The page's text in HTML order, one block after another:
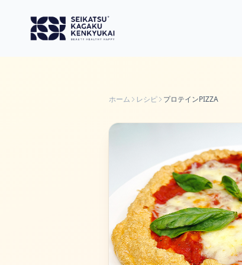
ホーム レシピ プロテインPIZZA